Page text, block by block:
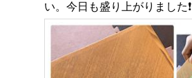
い。今日も盛り上がりました❗️